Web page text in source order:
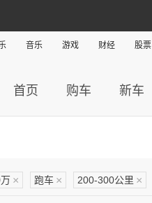
音乐 游戏 财经 股票
首页 购车 新车
× 跑车 × 200-300公里 ×